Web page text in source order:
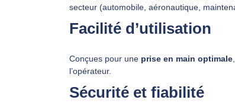
secteur (automobile, aéronautique,
Facilité d’utilisation
Conçues pour une prise en main optimale
l’opérateur.
Sécurité et fiabilité